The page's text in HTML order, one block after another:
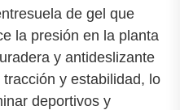
de gel que
la presión en la planta
y antideslizante
y estabilidad, lo
deportivos y